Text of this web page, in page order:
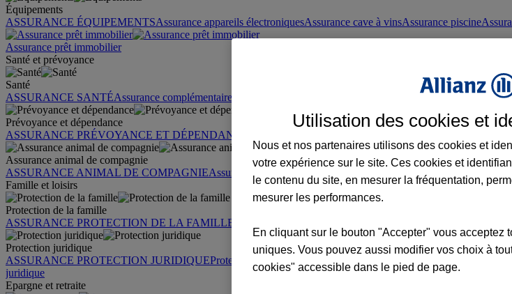
Équipements
ASSURANCE ÉQUIPEMENTSAssurance appareils électroniquesAssurance cave à vinsAssurance piscine
Assurance prêt immobilier
Santé et prévoyance
Santé
ASSURANCE SANTÉAssurance complémentaire santé Conseils santé
Prévoyance et dépendance
ASSURANCE PRÉVOYANCE ET DÉPENDANCE
Assurance animal de compagnie
ASSURANCE ANIMAL DE COMPAGNIEAssurance chien Assurance chat
Conseils animal de compagnie
Famille et loisirs
Protection de la famille
ASSURANCE PROTECTION DE LA FAMILLE
Protection juridique
ASSURANCE PROTECTION JURIDIQUEProtection juridique particuliers Protection juridique immobilière
juridique
Epargne et retraite
Utilisation des cookies et
Nous et nos partenaires utilisons des cookies et
votre expérience sur le site. Ces cookies et
le contenu du site, en mesurer la fréquentation,
mesurer les performances.
En cliquant sur le bouton "Accepter" vous acceptez
uniques. Vous pouvez aussi modifier vos choix à
cookies" accessible dans le pied de page.